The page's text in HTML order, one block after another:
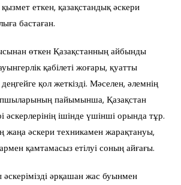
еткен, қазақстандық әскери
бастаған.
өткен Қазақстанның айбынды
қабілеті жоғары, қуатты
қол жеткізді. Мәселен, әлемнің
пайымынша, Қазақстан
ішінде үшінші орында тұр.
әскери техникамен жарақтануы,
қамтамасыз етілуі соның айғағы.
әрқашан жас буынмен